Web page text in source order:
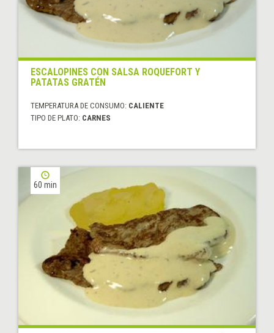
ESCALOPINES CON SALSA ROQUEFORT Y
PATATAS GRATÉN
TEMPERATURA DE CONSUMO: CALIENTE
TIPO DE PLATO: CARNES
60 min